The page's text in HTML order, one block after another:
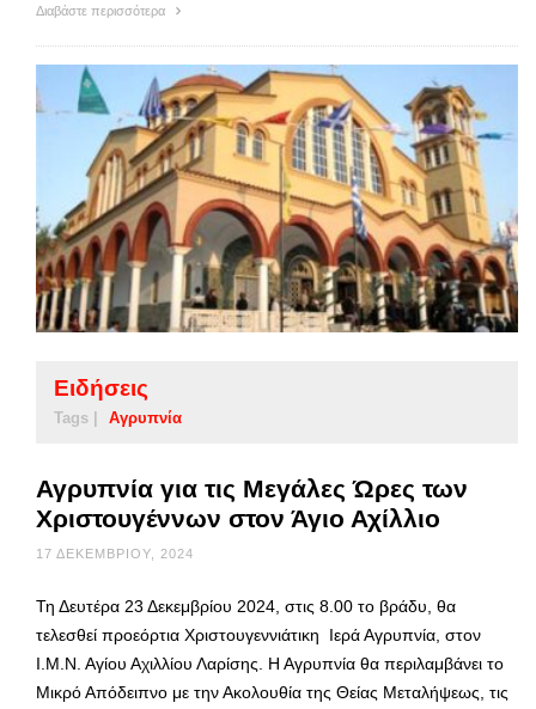
Διαβάστε περισσότερα
Ειδήσεις
Tags | Αγρυπνία
Αγρυπνία για τις Μεγάλες Ώρες των
Χριστουγέννων στον Άγιο Αχίλλιο
17 ΔΕΚΕΜΒΡΊΟΥ, 2024
Τη Δευτέρα 23 Δεκεμβρίου 2024, στις 8.00 το βράδυ, θα
τελεσθεί προεόρτια Χριστουγεννιάτικη Ιερά Αγρυπνία, στον
Ι.Μ.Ν. Αγίου Αχιλλίου Λαρίσης. Η Αγρυπνία θα περιλαμβάνει το
Μικρό Απόδειπνο με την Ακολουθία της Θείας Μεταλήψεως, τις